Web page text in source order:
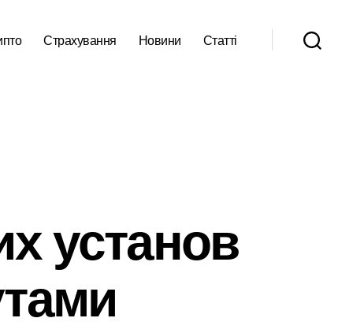
Страхування Новини Статті
установ